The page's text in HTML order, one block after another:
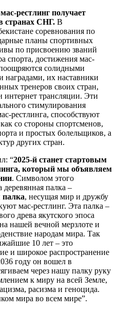
мас-рестлинг получает
странах СНГ. В
соревнования по
планы спортивных
по присвоению званий
спорта, достижения мас-
солидными
их наставники
тренеров своих стран,
интернет трансляции. Эти
стимулирования
рестлинга, способствуют
со стороны спортсменов,
и простых болельщиков, а
других стран.
“2025-й станет стартовым
который мы объявляем
. Символом этого
деревянная палка –
палка, несущая мир и дружбу
мас-рестлинг. Эта палка –
древа якутского эпоса
нашей вечной мерзлоте и
народам мира. Так
10 лет – это
и широкое распространение
году он вошел в
через нашу палку руку
к миру на всей Земле,
расизма и геноцида.
мира во всем мире”.